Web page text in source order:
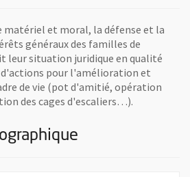
matériel et moral, la défense et la
généraux des familles de
leur situation juridique en qualité
d'actions pour l'amélioration et
de vie (pot d'amitié, opération
des cages d'escaliers…).